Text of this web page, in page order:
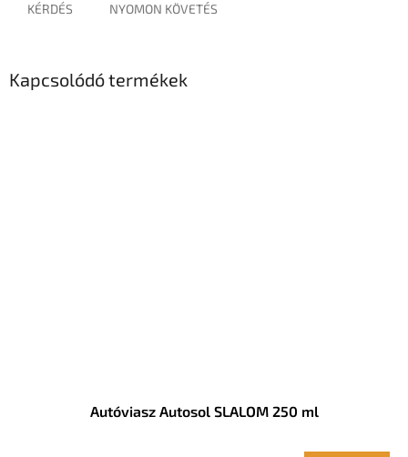
KÉRDÉS NYOMON KÖVETÉS
Kapcsolódó termékek
Autóviasz Autosol SLALOM 250 ml